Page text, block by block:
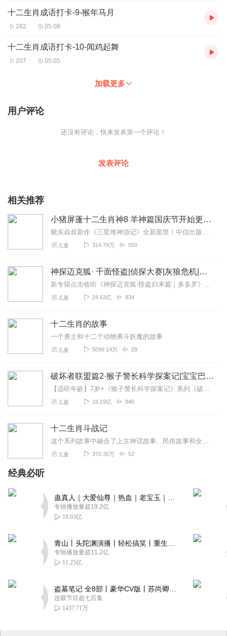
十二生肖成语打卡-9-猴年马月
282 05:08
十二生肖成语打卡-10-闻鸡起舞
207 05:05
加载更多
用户评论
还没有评论，快来发表第一个评论！
发表评论
相关推荐
小猪屏蓬十二生肖神8 羊神篇国庆节开始更新啦！
晓东叔叔新作《三星堆神游记》全新面世！中信出版社出版！京东当当淘宝均有售！点蓝色字收听——《小猪屏蓬爆笑日记2024》《小猪屏蓬爆笑日记2》《小猪屏蓬爆笑日记1...
儿童 314.79万 550
神探迈克狐· 千面怪盗|侦探大赛|灰狼危机|多多罗
新专辑点击收听《神探迈克狐·怪盗归来篇｜多多罗》！！！>>>点击进入主播橱窗购买《神探迈克狐》系列图书吧!<<<多多罗故事【点击前往】收听多多罗其他好玩有趣的故...
儿童 24.63亿 834
十二生肖的故事
一个勇士和十二个动物勇斗妖魔的故事
儿童 5099.14万 29
破坏者联盟篇2·猴子警长科学探案记|宝宝巴士故事
【适听年龄】7岁+《猴子警长科学探案记》系列《破坏者联盟篇1·猴子警长科学探案记》>>>《破坏者联盟篇2·猴子警长科学探案记》>>>《破坏者联盟篇3·猴子警长科...
儿童 16.19亿 846
十二生肖斗战记
这个系列故事中融合了上古神话故事、民俗故事和全新编辑的故事，是一个耳目一新的十二生肖故事。跟随着精彩的故事，你将打开想象的翅膀，聆听着动感的声音，畅游在精彩纷呈...
儿童 370.30万 52
经典必听
专辑播放量超19.2亿
19.03亿
专辑播放量超11.2亿
11.25亿
连载节目超七百集
1437.71万